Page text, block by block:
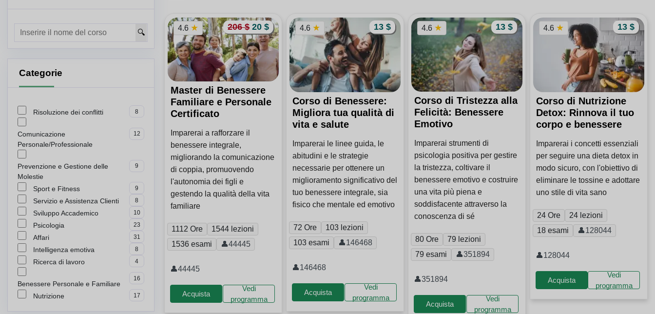
🔍
Categorie
Risoluzione dei conflitti 8
Comunicazione
Personale/Professionale
12
Prevenzione e Gestione delle
Molestie
9
Sport e Fitness 9
Servizio e Assistenza Clienti 8
Sviluppo Accademico 10
Psicologia 23
Affari 31
Intelligenza emotiva 8
Ricerca di lavoro 4
Benessere Personale e Familiare
16
Nutrizione 17
Master di Benessere
Familiare e Personale
Certificato
206 $ 20 $
Imparerai a rafforzare il
benessere integrale,
migliorando la comunicazione
di coppia, promuovendo
l'autonomia dei figli e
gestendo la qualità della vita
familiare
4.6 ★
1112 Ore
1544 lezioni
1536 esami
👤44445
👤44445
Acquista
Vedi
programma
Corso di Benessere:
Migliora tua qualità di
vita e salute
13 $
Imparerai le linee guida, le
abitudini e le strategie
necessarie per ottenere un
miglioramento significativo del
tuo benessere integrale, sia
fisico che mentale ed emotivo
4.6 ★
72 Ore
103 lezioni
103 esami
👤146468
👤146468
Acquista
Vedi
programma
Corso di Tristezza alla
Felicità: Benessere
Emotivo
13 $
Imparerai strumenti di
psicologia positiva per gestire
la tristezza, coltivare il
benessere emotivo e costruire
una vita più piena e
soddisfacente attraverso la
conoscenza di sé
4.6 ★
80 Ore
79 lezioni
79 esami
👤351894
👤351894
Acquista
Vedi
programma
Corso di Nutrizione
Detox: Rinnova il tuo
corpo e benessere
13 $
Imparerai i concetti essenziali
per seguire una dieta detox in
modo sicuro, con l'obiettivo di
eliminare le tossine e adottare
uno stile di vita sano
4.6 ★
24 Ore
24 lezioni
18 esami
👤128044
👤128044
Acquista
Vedi
programma